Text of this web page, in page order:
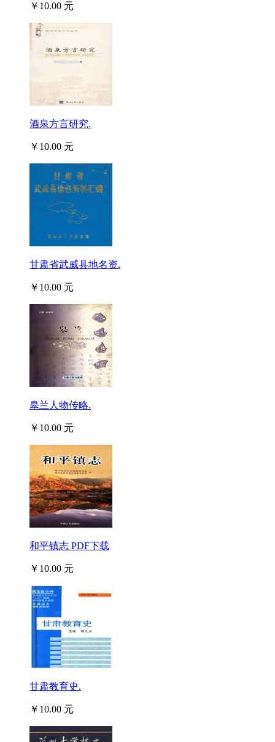
￥10.00 元
酒泉方言研究.
￥10.00 元
甘肃省武威县地名资.
￥10.00 元
皋兰人物传略.
￥10.00 元
和平镇志 PDF下载
￥10.00 元
甘肃教育史.
￥10.00 元